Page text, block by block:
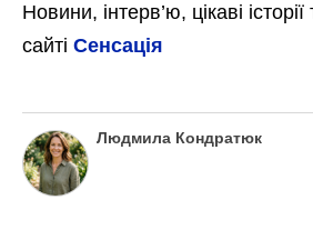
Новини, інтерв’ю, цікаві
сайті Сенсація
Людмила Кондратюк